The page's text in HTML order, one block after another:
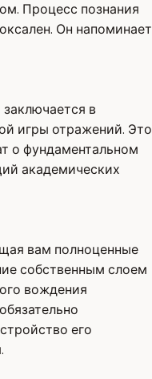
Процесс познания
Он напоминает
в
игры отражений. Это
о фундаментальном
академических
вам полноценные
собственным слоем
вождения
его